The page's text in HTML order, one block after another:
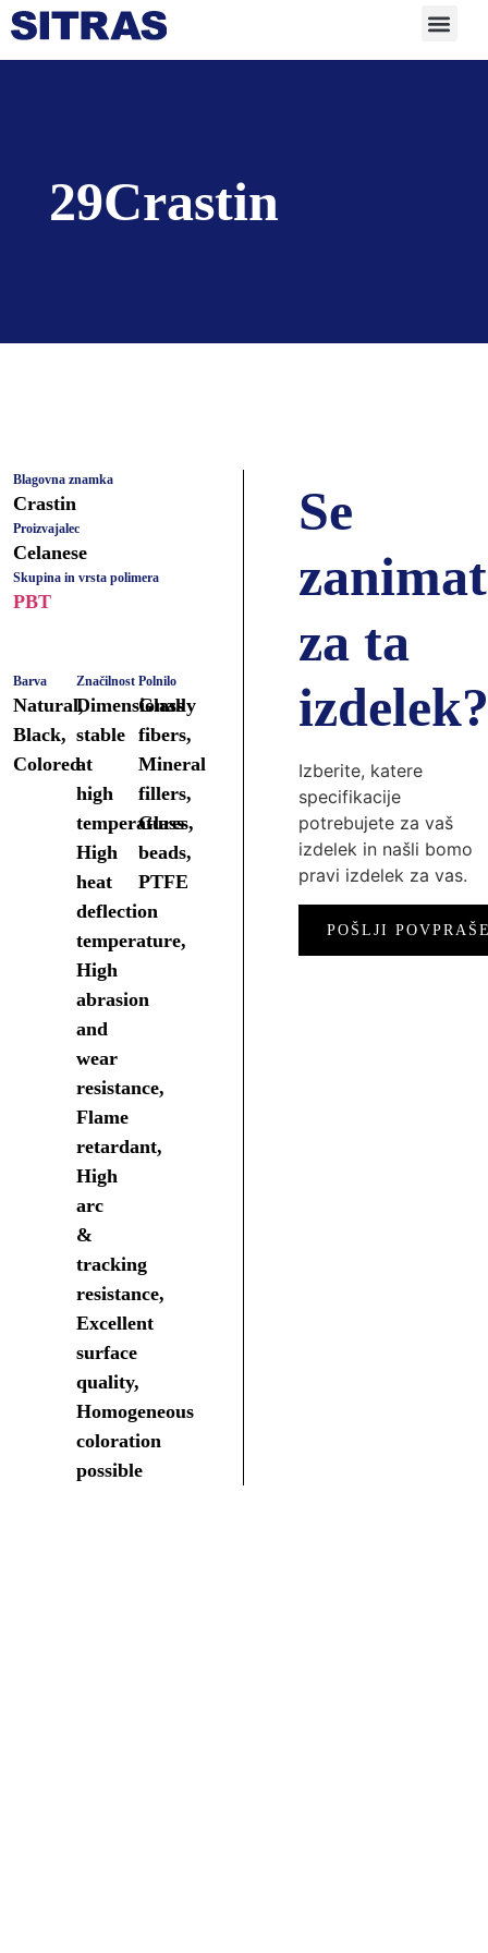
29Crastin
Blagovna znamka
Crastin
Proizvajalec
Celanese
Skupina in vrsta polimera
PBT
Barva
Natural,
Black,
Colored
Značilnost
Dimensionally
stable
at
high
temperatures,
High
heat
deflection
temperature,
High
abrasion
and
wear
resistance,
Flame
retardant,
High
arc
&
tracking
resistance,
Excellent
surface
quality,
Homogeneous
coloration
possible
Polnilo
Glass
fibers,
Mineral
fillers,
Glass
beads,
PTFE
Se
za ta
izdelek?
Izberite, katere
specifikacije
potrebujete za vaš
izdelek in našli bomo
pravi izdelek za vas.
POŠLJI